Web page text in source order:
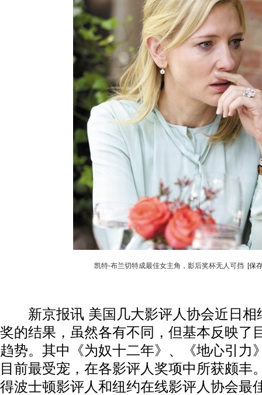
凯特-布兰切特成最佳女主角，影后奖杯无人可挡 [保
新京报讯 美国几大影评人协会近日相
奖的结果，虽然各有不同，但基本反映了
趋势。其中《为奴十二年》、《地心引力
目前最受宠，在各影评人奖项中所获颇丰
得波士顿影评人和纽约在线影评人协会最